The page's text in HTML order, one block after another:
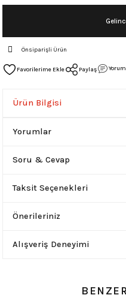
Önsiparişli Ürün
Paylaş
Ürün Bilgisi
Yorumlar
Soru & Cevap
Taksit Seçenekleri
Önerileriniz
Alışveriş Deneyimi